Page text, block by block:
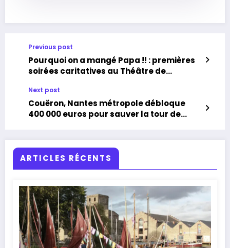
Previous post
Pourquoi on a mangé Papa !! : premières
soirées caritatives au Théâtre de
Next post
Couëron, Nantes métropole débloque
400 000 euros pour sauver la tour de
ARTICLES RÉCENTS